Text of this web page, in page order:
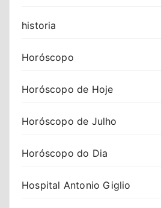
historia
Horóscopo
Horóscopo de Hoje
Horóscopo de Julho
Horóscopo do Dia
Hospital Antonio Giglio